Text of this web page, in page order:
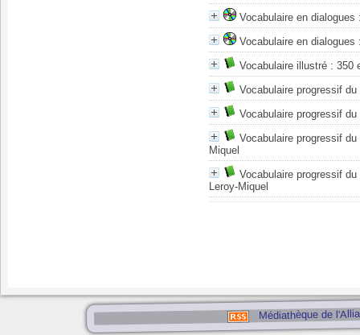
Vocabulaire en
Vocabulaire en
Vocabulaire illustré : 350
Vocabulaire progressif
Vocabulaire progressif
Vocabulaire progressif
Miquel
Vocabulaire progressif
Leroy-Miquel
Médiathèque de